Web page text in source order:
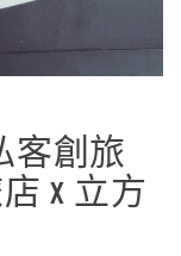
客創旅
x 立方